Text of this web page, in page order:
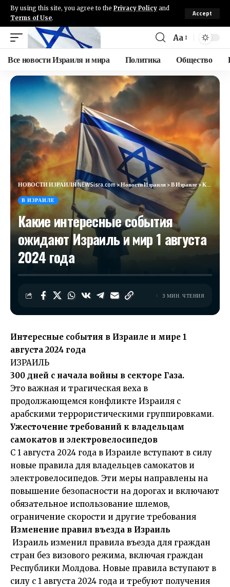
By using this site, you agree to the Privacy Policy and
Terms of Use.
Accept
Aa
Все новости Израиля и мира Политика Общество
НОВОСТИ ИЗРАИЛЯ NEWSisra.com>Новости Израиля>В Израиле>Какие интересные события ожидают Израиль и мир 1 августа 2024 года
В ИЗРАИЛЕ
Какие интересные события
ожидают Израиль и мир 1 августа
2024 года
3 МИН. ЧТЕНИЯ
Интересные события в Израиле и мире 1
августа 2024 года
ИЗРАИЛЬ
300 дней с начала войны в секторе Газа.
Это важная и трагическая веха в
продолжающемся конфликте Израиля с
арабскими террористическими группировками.
Ужесточение требований к владельцам
самокатов и электровелосипедов
С 1 августа 2024 года в Израиле вступают в силу
новые правила для владельцев самокатов и
электровелосипедов. Эти меры направлены на
повышение безопасности на дорогах и включают
обязательное использование шлемов,
ограничение скорости и другие требования
Изменение правил въезда в Израиль
Израиль изменил правила въезда для граждан
стран без визового режима, включая граждан
Республики Молдова. Новые правила вступают в
силу с 1 августа 2024 года и требуют получения